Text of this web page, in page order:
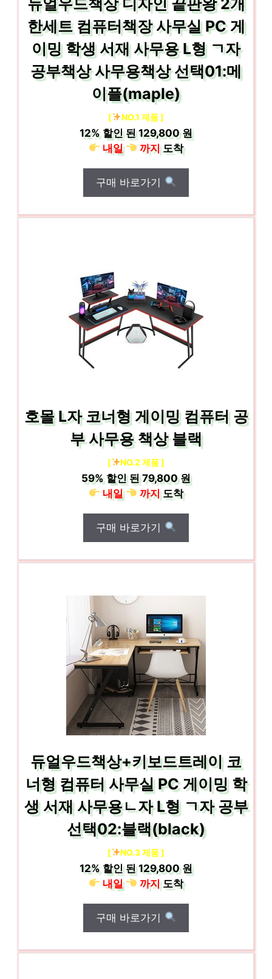
한세트 컴퓨터책장 사무실 PC 게
이밍 학생 서재 사무용 L형 ㄱ자
공부책상 사무용책상 선택01:메
이플(maple)
[ NO.1 제품 ]
12% 할인 된129,800 원
내일
까지도착
구매 바로가기
호몰 L자 코너형 게이밍 컴퓨터 공
부 사무용 책상 블랙
[ NO.2 제품 ]
59% 할인 된79,800 원
내일
까지도착
구매 바로가기
듀얼우드책상+키보드트레이 코
너형 컴퓨터 사무실 PC 게이밍 학
생 서재 사무용ㄴ자 L형 ㄱ자 공부
선택02:블랙(black)
[ NO.3 제품 ]
12% 할인 된129,800 원
내일
까지도착
구매 바로가기